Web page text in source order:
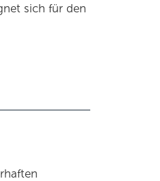
sich für den